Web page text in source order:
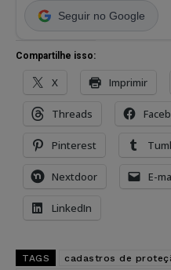
Seguir no Google
Compartilhe isso:
X Imprimir
Threads
Pinterest
Nextdoor E-
LinkedIn
TAGS
cadastros de